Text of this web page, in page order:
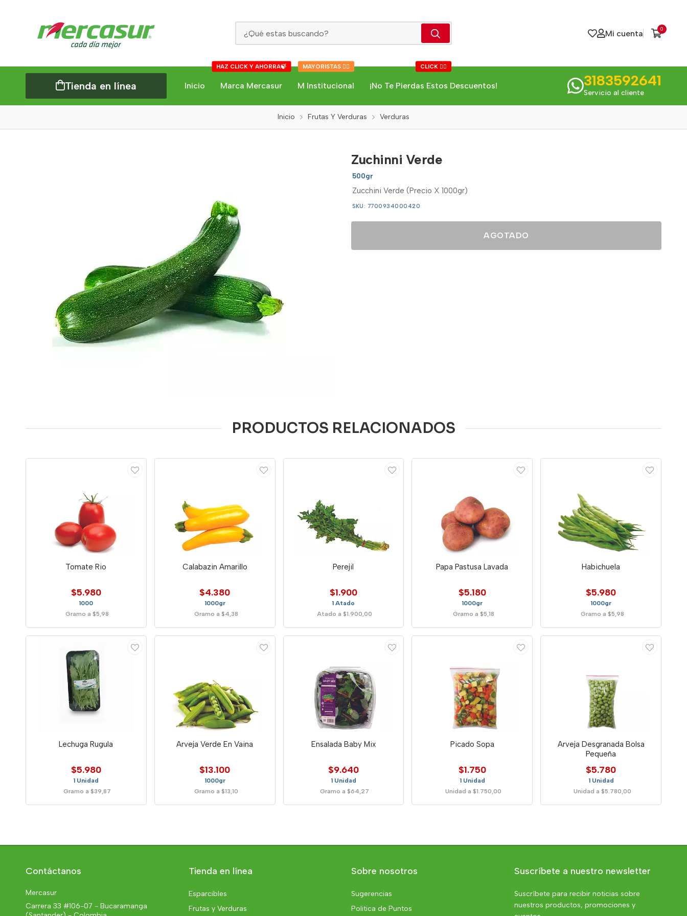
Mi cuenta 0
Tienda en línea Inicio Marca Mercasur
HAZ CLICK Y AHORRA🍃
M Institucional
MAYORISTAS 👇🏻
¡No Te Pierdas Estos Descuentos!
CLICK 👇🏻
3183592641
Servicio al cliente
Inicio Frutas Y Verduras Verduras
Zuchinni Verde
500gr
Zucchini Verde (Precio X 1000gr)
SKU: 7700934000420
AGOTADO
PRODUCTOS RELACIONADOS
Tomate Rio
$5.980
1000
Gramo a $5,98
Calabazin Amarillo
$4.380
1000gr
Gramo a $4,38
Perejil
$1.900
1 Atado
Atado a $1.900,00
Papa Pastusa Lavada
$5.180
1000gr
Gramo a $5,18
Habichuela
$5.980
1000gr
Gramo a $5,98
Lechuga Rugula
$5.980
1 Unidad
Gramo a $39,87
Arveja Verde En Vaina
$13.100
1000gr
Gramo a $13,10
Ensalada Baby Mix
$9.640
1 Unidad
Gramo a $64,27
Picado Sopa
$1.750
1 Unidad
Unidad a $1.750,00
Arveja Desgranada Bolsa
Pequeña
$5.780
1 Unidad
Unidad a $5.780,00
Contáctanos
Mercasur
Carrera 33 #106-07 - Bucaramanga
Tienda en línea
Esparcibles
Frutas y Verduras
Sobre nosotros
Sugerencias
Politica de Puntos
Suscríbete a nuestro newsletter
Suscríbete para recibir noticias sobre
nuestros productos, promociones y